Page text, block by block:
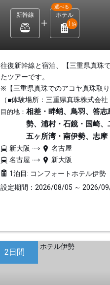
新幹線 ホテル
選べる
1 泊
往復新幹線と宿泊、【三重県真珠
たツアーです。
※【三重県真珠でのアコヤ真珠取
（■体験場所：三重県真珠株式会
目的地： 相差・畔蛸、鳥羽、答
勢、浦村・石鏡・国崎、
五ヶ所湾・南伊勢、志摩
新大阪
名古屋
名古屋
新大阪
1泊目: コンフォートホテル伊勢
設定期間：2026/08/05 ～ 2026/
2日間